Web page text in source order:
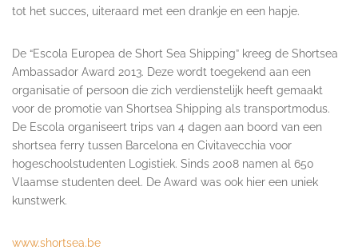
tot het succes, uiteraard met een drankje en een hapje.
De “Escola Europea de Short Sea Shipping” kreeg de Shortsea
Ambassador Award 2013. Deze wordt toegekend aan een
organisatie of persoon die zich verdienstelijk heeft gemaakt
voor de promotie van Shortsea Shipping als transportmodus.
De Escola organiseert trips van 4 dagen aan boord van een
shortsea ferry tussen Barcelona en Civitavecchia voor
hogeschoolstudenten Logistiek. Sinds 2008 namen al 650
Vlaamse studenten deel. De Award was ook hier een uniek
kunstwerk.
www.shortsea.be